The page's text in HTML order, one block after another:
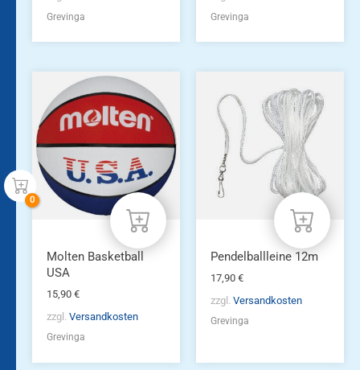
Grevinga
Grevinga
Molten Basketball
USA
15,90 €
zzgl. Versandkosten
Grevinga
Pendelballleine 12m
17,90 €
zzgl. Versandkosten
Grevinga